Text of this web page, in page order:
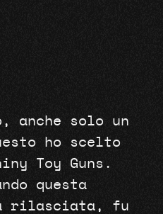
anche solo un
ho scelto
Toy Guns.
questa
rilasciata, fu